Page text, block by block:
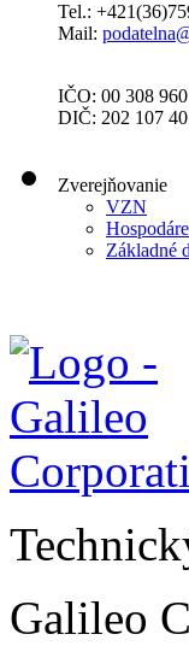
Tel.:
Mail:
IČO: 00 308 960
DIČ: 202 107
Zverejňovanie
VZN
Základné
Galileo